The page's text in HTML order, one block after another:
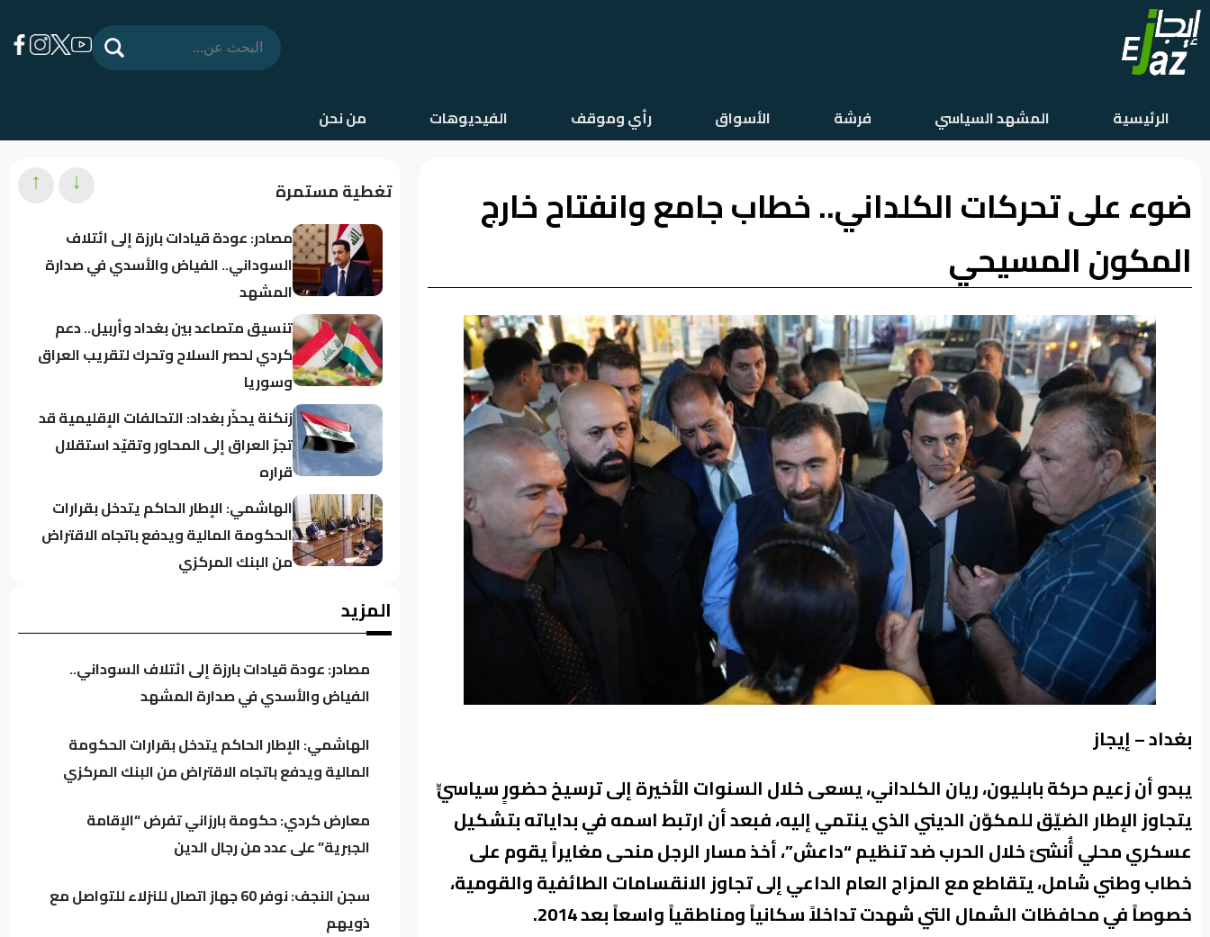
الرئيسية
المشهد
السياسي
فرشة
رأي
وموقف
الفيديوهات
الرئيسية المشهد السياسي فرشة الأسواق رأي وموقف الفيديوهات من نحن
ضوء على تحركات الكلداني.. خطاب جامع وانفتاح خارج
المكون المسيحي
بغداد – إيجاز
يبدو أن زعيم حركة بابليون، ريان الكلداني، يسعى خلال السنوات الأخيرة إلى ترسيخ حضورٍ سياسيٍّ
يتجاوز الإطار الضيّق للمكوّن الديني الذي ينتمي إليه، فبعد أن ارتبط اسمه في بداياته بتشكيل
عسكري محلي أُنشئ خلال الحرب ضد تنظيم “داعش”، أخذ مسار الرجل منحى مغايراً يقوم على
خطاب وطني شامل، يتقاطع مع المزاج العام الداعي إلى تجاوز الانقسامات الطائفية والقومية،
خصوصاً في محافظات الشمال التي شهدت تداخلاً سكانياً ومناطقياً واسعاً بعد 2014.
تغطية مستمرة
مصادر: عودة قيادات بارزة إلى ائتلاف
السوداني.. الفياض والأسدي في صدارة
المشهد
تنسيق متصاعد بين بغداد وأربيل.. دعم
كردي لحصر السلاح وتحرك لتقريب العراق
وسوريا
زنكنة يحذّر بغداد: التحالفات الإقليمية قد
تجرّ العراق إلى المحاور وتقيّد استقلال
قراره
الهاشمي: الإطار الحاكم يتدخل بقرارات
الحكومة المالية ويدفع باتجاه الاقتراض
من البنك المركزي
سجن النجف: نوفر 60 جهاز اتصال للنزلاء
للتواصل مع ذويهم
المرصد الأخضر يحذر من تفاقم ظاهرة
في السوق النفطي
↓
↑
المزيد
مصادر: عودة قيادات بارزة إلى ائتلاف السوداني..
الفياض والأسدي في صدارة المشهد
الهاشمي: الإطار الحاكم يتدخل بقرارات الحكومة
المالية ويدفع باتجاه الاقتراض من البنك المركزي
معارض كردي: حكومة بارزاني تفرض “الإقامة
الجبرية” على عدد من رجال الدين
سجن النجف: نوفر 60 جهاز اتصال للنزلاء للتواصل مع
ذويهم